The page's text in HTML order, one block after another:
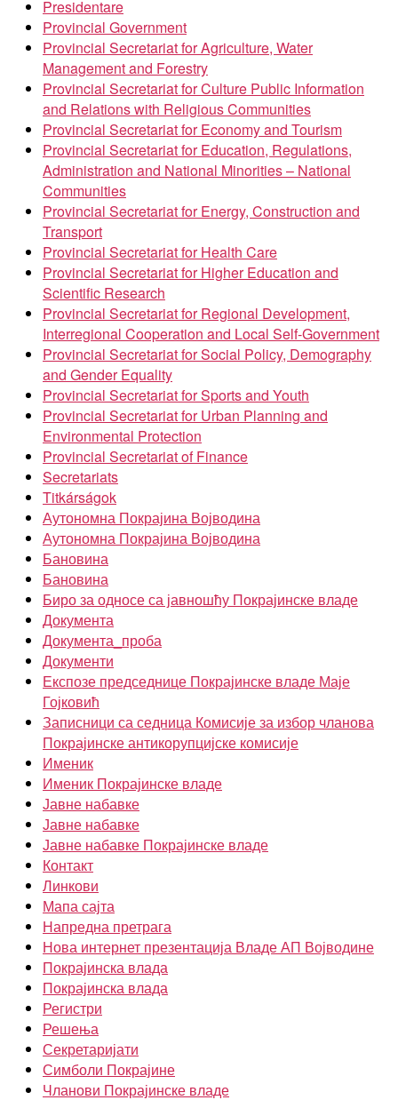
Presidentare
Provincial Government
Provincial Secretariat for Agriculture, Water
Management and Forestry
Provincial Secretariat for Culture Public Information
and Relations with Religious Communities
Provincial Secretariat for Economy and Tourism
Provincial Secretariat for Education, Regulations,
Administration and National Minorities – National
Communities
Provincial Secretariat for Energy, Construction and
Transport
Provincial Secretariat for Health Care
Provincial Secretariat for Higher Education and
Scientific Research
Provincial Secretariat for Regional Development,
Interregional Cooperation and Local Self-Government
Provincial Secretariat for Social Policy, Demography
and Gender Equality
Provincial Secretariat for Sports and Youth
Provincial Secretariat for Urban Planning and
Environmental Protection
Provincial Secretariat of Finance
Secretariats
Titkárságok
Аутономна Покрајина Војводина
Аутономна Покрајина Војводина
Бановина
Бановина
Биро за односе са јавношћу Покрајинске владе
Документа
Документа_проба
Документи
Експозе председнице Покрајинске владе Маје
Гојковић
Записници са седница Комисије за избор чланова
Покрајинске антикорупцијске комисије
Именик
Именик Покрајинске владе
Јавне набавке
Јавне набавке
Јавне набавке Покрајинске владе
Контакт
Линкови
Мапа сајта
Напредна претрага
Нова интернет презентација Владе АП Војводине
Покрајинска влада
Покрајинска влада
Регистри
Решења
Секретаријати
Симболи Покрајине
Чланови Покрајинске владе